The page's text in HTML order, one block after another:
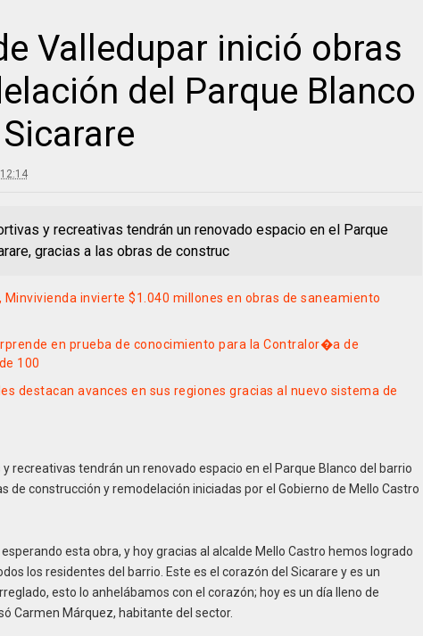
Valledupar inició obras
del Parque Blanco
y recreativas tendrán un renovado espacio en el Parque
gracias a las obras de construc
Minvivienda invierte $1.040 millones en obras de saneamiento
en prueba de conocimiento para la Contralor�a de
100
destacan avances en sus regiones gracias al nuevo sistema de
y recreativas tendrán un renovado espacio en el Parque Blanco del barrio
de construcción y remodelación iniciadas por el Gobierno de Mello Castro
esta obra, y hoy gracias al alcalde Mello Castro hemos logrado
los residentes del barrio. Este es el corazón del Sicarare y es un
esto lo anhelábamos con el corazón; hoy es un día lleno de
Carmen Márquez, habitante del sector.